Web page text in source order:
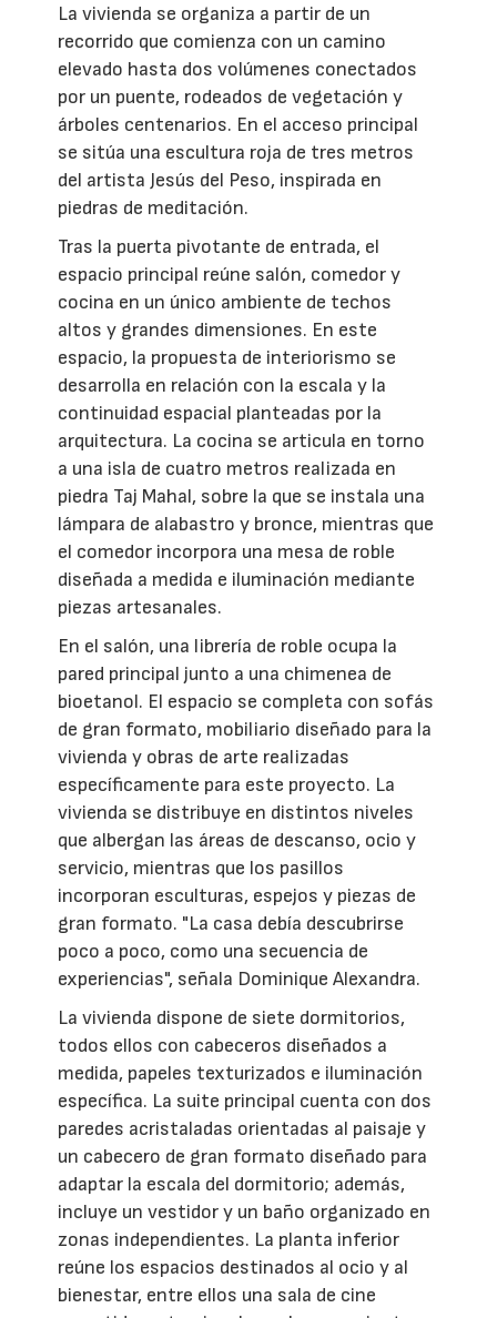
La vivienda se organiza a partir de un
recorrido que comienza con un camino
elevado hasta dos volúmenes conectados
por un puente, rodeados de vegetación y
árboles centenarios. En el acceso principal
se sitúa una escultura roja de tres metros
del artista Jesús del Peso, inspirada en
piedras de meditación.
Tras la puerta pivotante de entrada, el
espacio principal reúne salón, comedor y
cocina en un único ambiente de techos
altos y grandes dimensiones. En este
espacio, la propuesta de interiorismo se
desarrolla en relación con la escala y la
continuidad espacial planteadas por la
arquitectura. La cocina se articula en torno
a una isla de cuatro metros realizada en
piedra Taj Mahal, sobre la que se instala una
lámpara de alabastro y bronce, mientras que
el comedor incorpora una mesa de roble
diseñada a medida e iluminación mediante
piezas artesanales.
En el salón, una librería de roble ocupa la
pared principal junto a una chimenea de
bioetanol. El espacio se completa con sofás
de gran formato, mobiliario diseñado para la
vivienda y obras de arte realizadas
específicamente para este proyecto. La
vivienda se distribuye en distintos niveles
que albergan las áreas de descanso, ocio y
servicio, mientras que los pasillos
incorporan esculturas, espejos y piezas de
gran formato. "La casa debía descubrirse
poco a poco, como una secuencia de
experiencias", señala Dominique Alexandra.
La vivienda dispone de siete dormitorios,
todos ellos con cabeceros diseñados a
medida, papeles texturizados e iluminación
específica. La suite principal cuenta con dos
paredes acristaladas orientadas al paisaje y
un cabecero de gran formato diseñado para
adaptar la escala del dormitorio; además,
incluye un vestidor y un baño organizado en
zonas independientes. La planta inferior
reúne los espacios destinados al ocio y al
bienestar, entre ellos una sala de cine